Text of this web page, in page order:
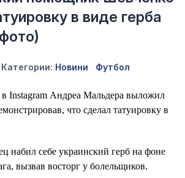
в виде герба
Категории: Новини Футбол
Instagram Андреа Мальдера выложил
что сделал татуировку в
набил себе украинский герб на фоне
вызвав восторг у болельщиков.